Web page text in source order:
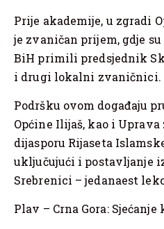
Prije akademije, u zgradi
je zvaničan prijem, gdje
BiH primili predsjednik
i drugi lokalni zvaničnici.
Podršku ovom događaju
Općine Ilijaš, kao i
dijasporu Rijaseta
uključujući i postavljanje
Srebrenici – jedanaest
Plav – Crna Gora: Sjećanje